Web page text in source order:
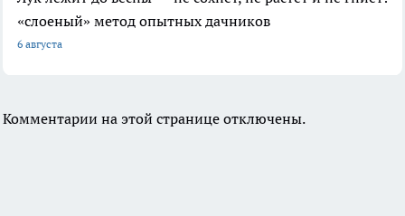
«слоеный» метод опытных дачников
6 августа
Комментарии на этой странице отключены.